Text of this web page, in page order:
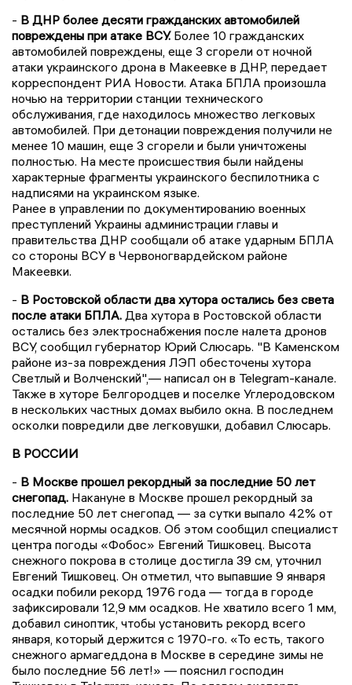
- В ДНР более десяти гражданских автомобилей
повреждены при атаке ВСУ.Более 10 гражданских
автомобилей повреждены, еще 3 сгорели от ночной
атаки украинского дрона в Макеевке в ДНР, передает
корреспондент РИА Новости. Атака БПЛА произошла
ночью на территории станции технического
обслуживания, где находилось множество легковых
автомобилей. При детонации повреждения получили не
менее 10 машин, еще 3 сгорели и были уничтожены
полностью. На месте происшествия были найдены
характерные фрагменты украинского беспилотника с
надписями на украинском языке.
Ранее в управлении по документированию военных
преступлений Украины администрации главы и
правительства ДНР сообщали об атаке ударным БПЛА
со стороны ВСУ в Червоногвардейском районе
Макеевки.
- В Ростовской области два хутора остались без света
после атаки БПЛА. Два хутора в Ростовской области
остались без электроснабжения после налета дронов
ВСУ, сообщил губернатор Юрий Слюсарь. "В Каменском
районе из-за повреждения ЛЭП обесточены хутора
Светлый и Волченский",— написал он в Telegram-канале.
Также в хуторе Белгородцев и поселке Углеродовском
в нескольких частных домах выбило окна. В последнем
осколки повредили две легковушки, добавил Слюсарь.
В РОССИИ
- В Москве прошел рекордный за последние 50 лет
снегопад. Накануне в Москве прошел рекордный за
последние 50 лет снегопад — за сутки выпало 42% от
месячной нормы осадков. Об этом сообщил специалист
центра погоды «Фобос» Евгений Тишковец. Высота
снежного покрова в столице достигла 39 см, уточнил
Евгений Тишковец. Он отметил, что выпавшие 9 января
осадки побили рекорд 1976 года — тогда в городе
зафиксировали 12,9 мм осадков. Не хватило всего 1 мм,
добавил синоптик, чтобы установить рекорд всего
января, который держится с 1970-го. «То есть, такого
снежного армагеддона в Москве в середине зимы не
было последние 56 лет!» — пояснил господин